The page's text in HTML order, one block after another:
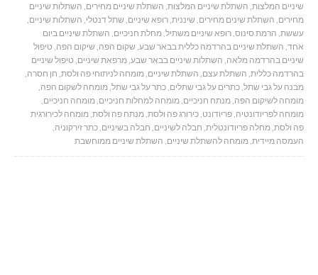
שיניים המלצות, השתלת שיניים המלצות, השתלת שיניים מחירים, השתלות שיניים
מחירים, השתלת שינים מחירים, שיננית,רופא שיניים, שתל דנטלי, השתלות שיניים,
עששת, הרמת סינוס,רופא שיניים משתיל,מחלת חניכיים, השתלת שיניים ביום
אחד, השתלת שיניים בהרדמה כללית בבאר שבע, שקום הפה, שיקום הפה, טיפול
שיניים בהרדמה מלאה, השתלות שיניים בבאר שבע,מרפאת שיניים, טיפול שיניים
בהרדמה כללית, השתלת עצם, השתלת שיניים,מומחה לניתוחי פה ולסת, חן חסרה,
מבנה על גבי שתל,כתרים על גבי שתלים,כתר על גבי שתל,מומחה לשקום הפה,
מומחה לשיקום הפה,מנתח חניכיים,מומחה למחלות חניכיים,מומחה חניכיים,
מומחה לפריודונטיה,פריודונט,כירורג פה ולסת,מנתח פה ולסת,מומחה לכירורגית
פה ולסת,מחלה פריודונטלית, חבלה לשיניים, חבלה בשיניים,כתר זירקוניה,
העמסה מיידית,מומחה להשתלת שיניים, השתלת שיניים ממוחשבת